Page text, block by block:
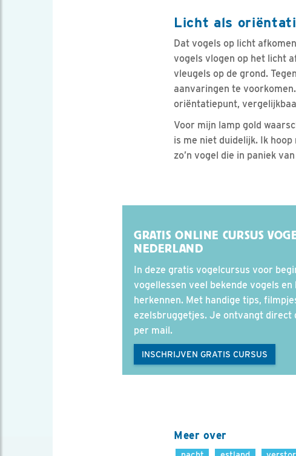
Licht als
Dat vogels op licht
vogels vlogen op het licht
vleugels op de grond.
aanvaringen te
oriëntatiepunt,
Voor mijn lamp gold
is me niet duidelijk. Ik
zo’n vogel die in paniek
GRATIS ONLINE CURSUS
NEDERLAND
In deze gratis vogelcursus voor
vogellessen veel bekende vogels en
herkennen. Met handige tips,
ezelsbruggetjes. Je ontvangt direct
per mail.
INSCHRIJVEN GRATIS CURSUS
Meer over